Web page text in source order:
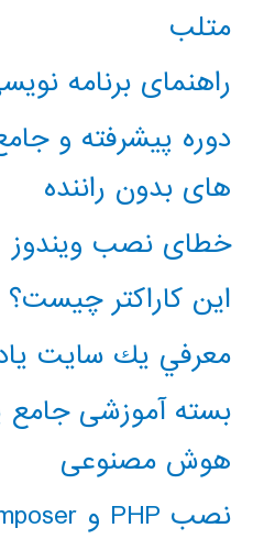
متلب
راهنمای برنامه
دوره پیشرفته و
های بدون راننده
خطای نصب ویندوز
این کاراکتر چیست؟ 65279
معرفي يك سايت
بسته آموزشی
هوش مصنوعی
نصب PHP و composer در ویندوز 10